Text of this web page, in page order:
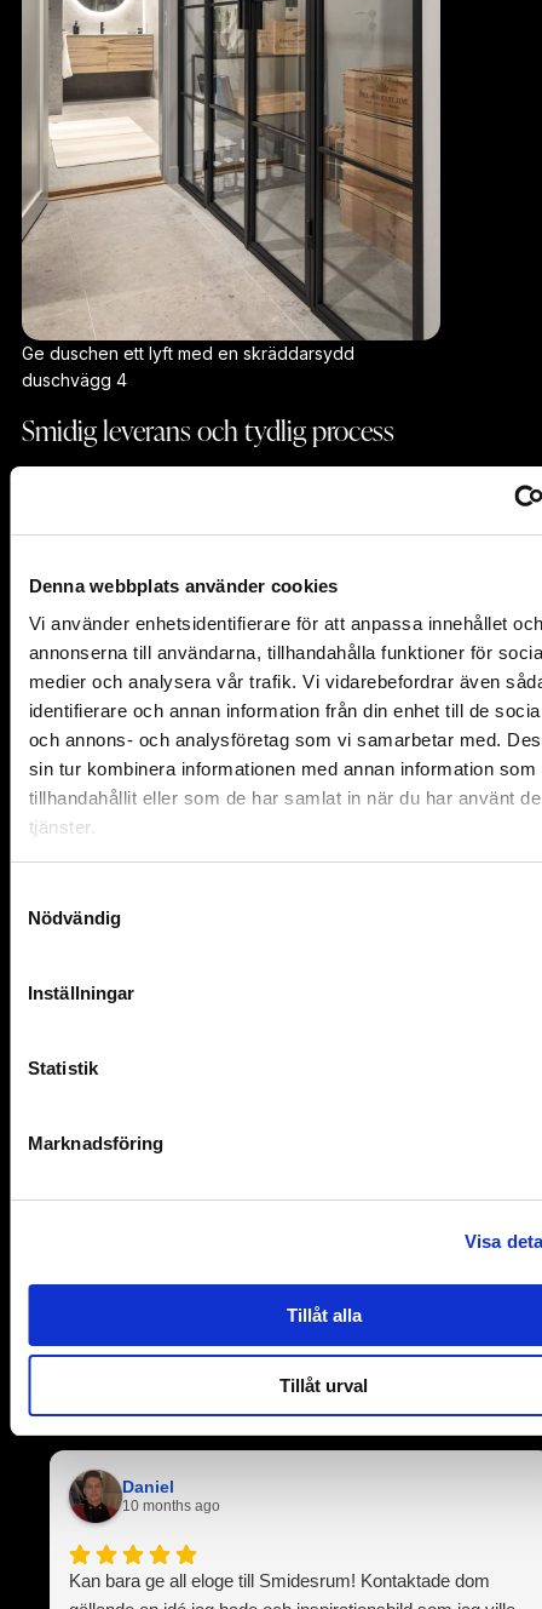
Denna webbplats använder cookies
Vi använder enhetsidentifierare för att anpassa innehållet och
annonserna till användarna, tillhandahålla funktioner för
medier och analysera vår trafik. Vi vidarebefordrar även
identifierare och annan information från din enhet till de
och annons- och analysföretag som vi samarbetar med.
sin tur kombinera informationen med annan information som
tillhandahållit eller som de har samlat in när du har använt
tjänster.
Nödvändig
Inställningar
Statistik
Marknadsföring
Visa
Tillåt alla
Tillåt urval
Ge duschen ett lyft med en skräddarsydd
duschvägg 4
Smidig leverans och tydlig process
lösningar och en optimerad försörjningskedja kan vi
leveranser. Från första kontakt och offertförfrågan
till färdig installation går vi igenom dina behov,
guidar dig i valen och säkerställer att du känner dig
trygg med hela processen. Vi förstår att varje
projekt är unikt och ger oss tid att hitta den mest
lämpade lösningen för just ditt badrum.
Dags att ta steget mot ett mer
inbjudande badrum
måttanpassad glasvägg som förenar form med
ditt engagemang för en vackrare vardag bana väg
Besök vår hemsida, inspireras av vårt galleri och
badrum till nästa nivå.
Se vad våra kunder tycker om oss
Daniel
10 months ago
Kan bara ge all eloge till Smidesrum! Kontaktade dom